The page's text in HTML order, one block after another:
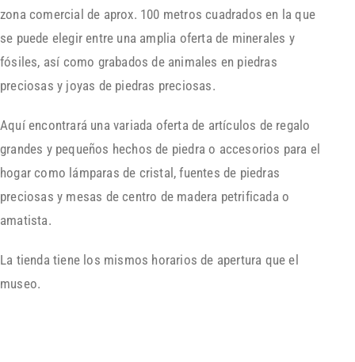
zona comercial de aprox. 100 metros cuadrados en la que
se puede elegir entre una amplia oferta de minerales y
fósiles, así como grabados de animales en piedras
preciosas y joyas de piedras preciosas.
Aquí encontrará una variada oferta de artículos de regalo
grandes y pequeños hechos de piedra o accesorios para el
hogar como lámparas de cristal, fuentes de piedras
preciosas y mesas de centro de madera petrificada o
amatista.
La tienda tiene los mismos horarios de apertura que el
museo.